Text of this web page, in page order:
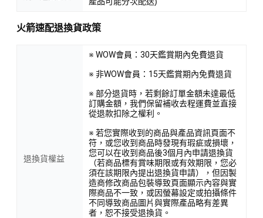
火箭速配退換貨政策
退換貨權益
※ WOW會員：30天鑑賞期內免費退貨
※ 非WOW會員：15天鑑賞期內免費退貨
※ 部分退貨時，若剩餘訂單金額未達最低
訂購金額，我們保留補收去程運費並直接
從退款扣除之權利。
※ 若您實際收到的商品與產品資訊頁面不
符，或您收到商品時發現有瑕疵或損壞，
您可以在收到商品後3個月內申請退換貨
（若商品標有賞味期限或有效期限，您必
須在該期限內提出退換貨申請），但因製
造商修改商品包裝導致頁面顯示內容與實
際商品不一致，或因螢幕設定或拍攝條件
不同導致商品圖片與實際產品略有差異
者，恕不接受退換貨。